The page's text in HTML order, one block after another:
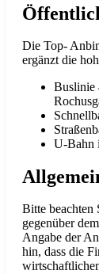
Die Top-
ergänzt die
Buslinie
U-Bahn
Bitte beachten
gegenüber
Angabe der
hin, dass die